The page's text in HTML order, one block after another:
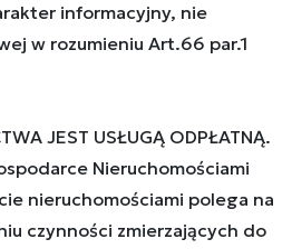
informacyjny, nie
w rozumieniu Art.66 par.1
JEST USŁUGĄ ODPŁATNĄ.
Nieruchomościami
nieruchomościami polega na
czynności zmierzających do